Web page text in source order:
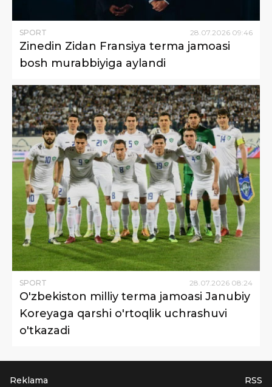
SPORT 28.07.2026 09:46
Zinedin Zidan Fransiya terma jamoasi
bosh murabbiyiga aylandi
SPORT 28.07.2026 08:24
O'zbekiston milliy terma jamoasi Janubiy
Koreyaga qarshi o'rtoqlik uchrashuvi
o'tkazadi
Reklama RSS